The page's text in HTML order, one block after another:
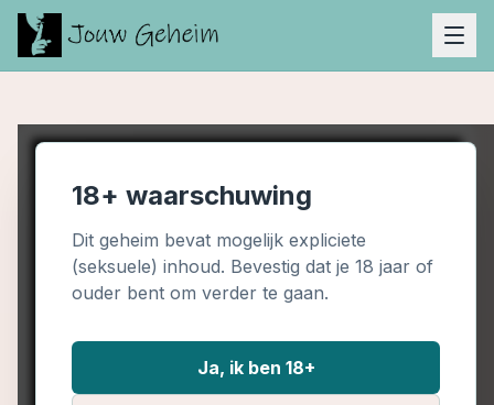
18+ waarschuwing
Dit geheim bevat mogelijk expliciete
(seksuele) inhoud. Bevestig dat je 18 jaar of
ouder bent om verder te gaan.
Ja, ik ben 18+